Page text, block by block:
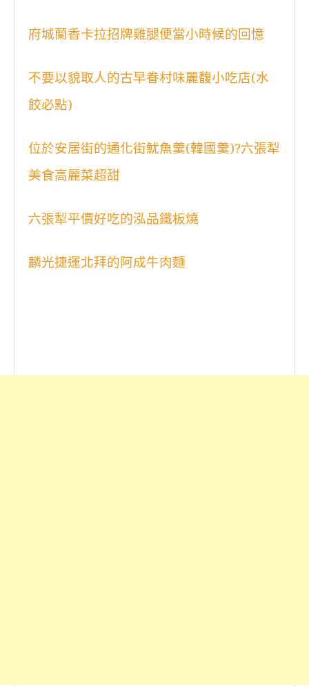
府城蘭香卡拉招牌雞腿便當小時候的回憶
不要以貌取人的古早眷村味麗馥小吃店(水
餃必點)
位於安居街的通化街魷魚羹(韓國羹)?六張犁
美食高麗菜超甜
六張犁平價好吃的泓品鐵板燒
麟光捷運北拜的阿成牛肉麵